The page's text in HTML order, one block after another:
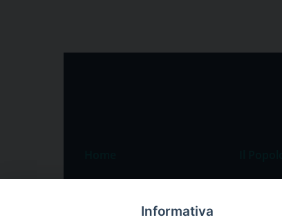
Speciali
Pordenone
Il
Informativa